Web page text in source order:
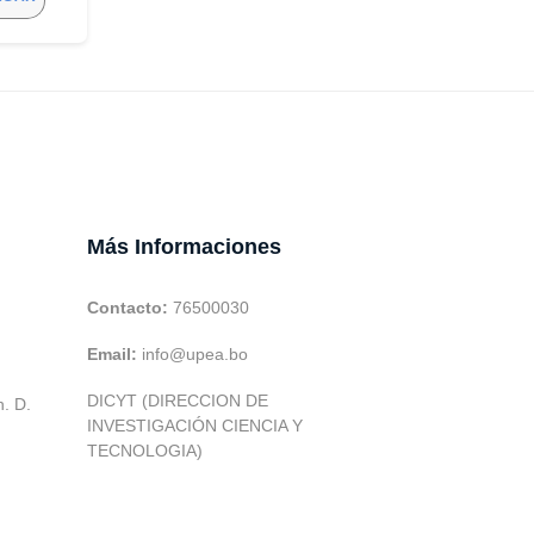
D.
Más Informaciones
Contacto: 76500030
Email: info@upea.bo
DICYT (DIRECCION DE
INVESTIGACIÓN CIENCIA Y
TECNOLOGIA)